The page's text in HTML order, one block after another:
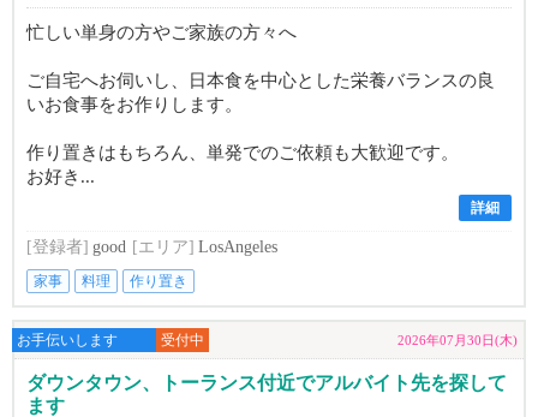
忙しい単身の方やご家族の方々へ
ご自宅へお伺いし、日本食を中心とした栄養バランスの良
いお食事をお作りします。
作り置きはもちろん、単発でのご依頼も大歓迎です。
お好き...
詳細
[登録者] good [エリア] LosAngeles
家事 料理 作り置き
お手伝いします 受付中 2026年07月30日(木)
ダウンタウン、トーランス付近でアルバイト先を探して
ます